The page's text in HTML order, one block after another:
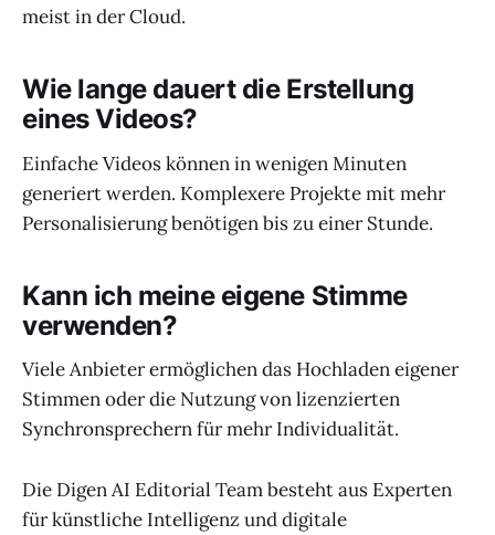
meist in der Cloud.
Wie lange dauert die Erstellung
eines Videos?
Einfache Videos können in wenigen Minuten
generiert werden. Komplexere Projekte mit mehr
Personalisierung benötigen bis zu einer Stunde.
Kann ich meine eigene Stimme
verwenden?
Viele Anbieter ermöglichen das Hochladen eigener
Stimmen oder die Nutzung von lizenzierten
Synchronsprechern für mehr Individualität.
Die Digen AI Editorial Team besteht aus Experten
für künstliche Intelligenz und digitale